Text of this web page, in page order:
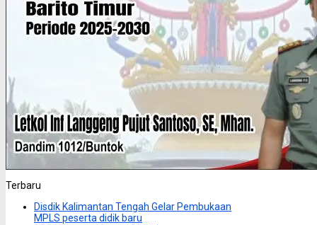
Terbaru
Disdik Kalimantan Tengah Gelar Pembukaan
MPLS peserta didik baru